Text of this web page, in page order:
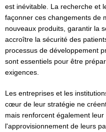
est inévitable. La recherche et
façonner ces changements de
nouveaux produits, garantir la
accroître la sécurité des
processus de développement
sont essentiels pour être
exigences.
Les entreprises et les
cœur de leur stratégie ne
mais renforcent également
l'approvisionnement de leurs